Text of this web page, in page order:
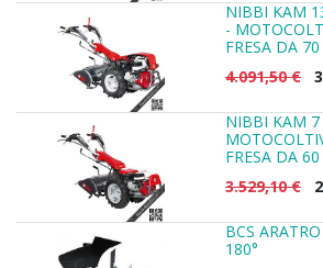
NIBBI KAM
-
FRESA DA
4.091,50€
NIBBI KAM
FRESA DA
3.529,10€
BCS
180°